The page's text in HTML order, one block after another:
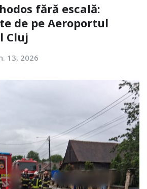
fără escală:
de pe Aeroportul
Cluj
13, 2026